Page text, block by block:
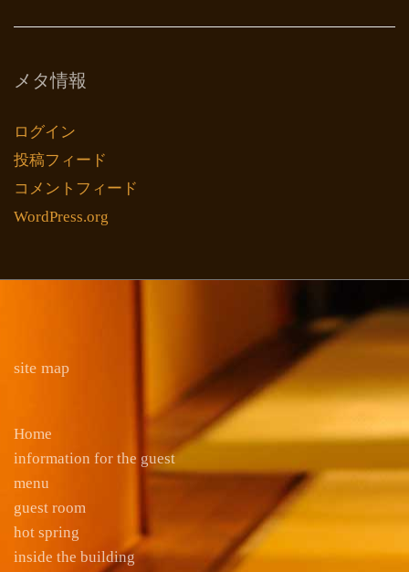
メタ情報
ログイン
投稿フィード
コメントフィード
WordPress.org
site map
Home
information for the guest
menu
guest room
hot spring
inside the building